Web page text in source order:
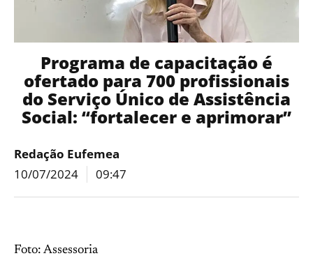
Programa de capacitação é
ofertado para 700 profissionais
do Serviço Único de Assistência
Social: “fortalecer e aprimorar”
Redação Eufemea
10/07/2024
09:47
Foto: Assessoria